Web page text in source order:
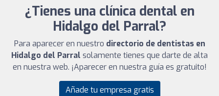
¿Tienes una clínica dental en
Hidalgo del Parral?
Para aparecer en nuestro directorio de dentistas en
Hidalgo del Parral solamente tienes que darte de alta
en nuestra web. ¡Aparecer en nuestra guía es gratuito!
Añade tu empresa gratis